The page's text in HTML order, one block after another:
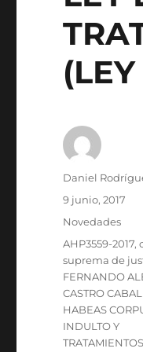
Autor
Daniel
Publicado
9 junio, 2017
Categorías
Novedades
Etiquetas
AHP3559-2017,
suprema de
FERNANDO
CASTRO
HABEAS
INDULTO Y